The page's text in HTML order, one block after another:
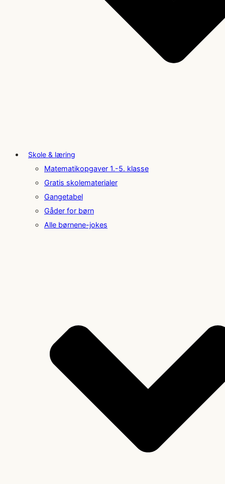
Skole & læring
Matematikopgaver 1.-5. klasse
Gratis skolematerialer
Gangetabel
Gåder for børn
Alle børnene-jokes